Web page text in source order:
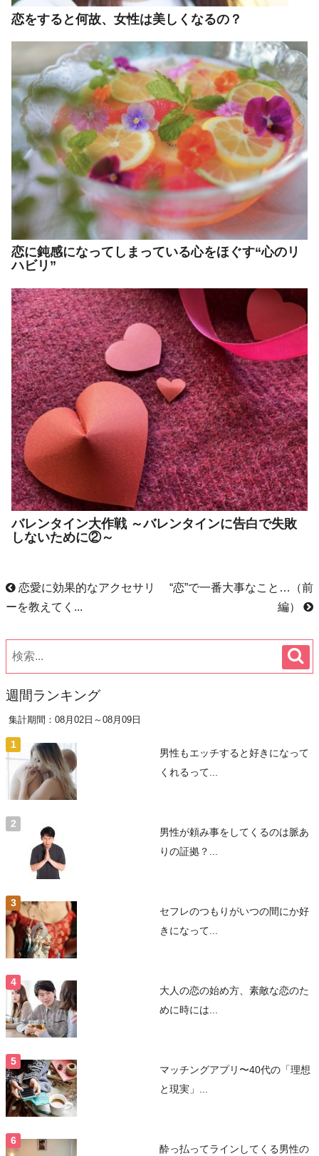
恋をすると何故、女性は美しくなるの？
恋に鈍感になってしまっている心をほぐす“心のリ
ハビリ”
バレンタイン大作戦 ～バレンタインに告白で失敗
しないために②～
恋愛に効果的なアクセサリ
ーを教えてく...
“恋”で一番大事なこと…（前
編）
週間ランキング
集計期間：08月02日～08月09日
男性もエッチすると好きになって
くれるって...
男性が頼み事をしてくるのは脈あ
りの証拠？...
セフレのつもりがいつの間にか好
きになって...
大人の恋の始め方、素敵な恋のた
めに時には...
マッチングアプリ〜40代の「理想
と現実」...
酔っ払ってラインしてくる男性の